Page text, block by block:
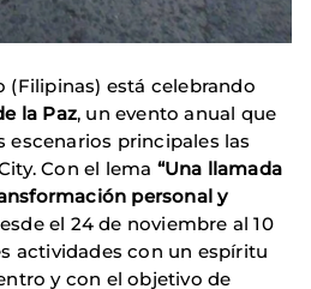
(Filipinas) está celebrando
la Paz, un evento anual que
escenarios principales las
Con el lema “Una llamada
personal y
el 24 de noviembre al 10
actividades con un espíritu
y con el objetivo de